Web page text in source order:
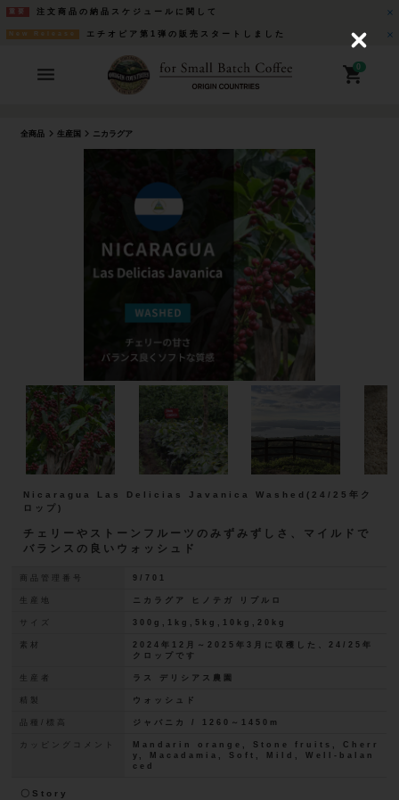
注文商品の納品スケジュールに関して
New Release エチオピア第1弾の販売スタートしました
0
全商品 生産国 ニカラグア
Nicaragua Las Delicias Javanica Washed(24/25年ク
ロップ)
チェリーやストーンフルーツのみずみずしさ、マイルドで
バランスの良いウォッシュド
商品管理番号 9/701
生産地 ニカラグア ヒノテガ リプルロ
サイズ 300g,1kg,5kg,10kg,20kg
素材
2024年12月～2025年3月に収穫した、24/25年
クロップです
生産者 ラス デリシアス農園
精製 ウォッシュド
品種/標高 ジャバニカ / 1260～1450m
カッピングコメント
Mandarin orange, Stone fruits, Cherr
y, Macadamia, Soft, Mild, Well-balan
ced
〇Story
C
o
s
e